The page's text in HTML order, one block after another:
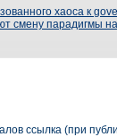
хаоса к
смену парадигмы
ссылка (при